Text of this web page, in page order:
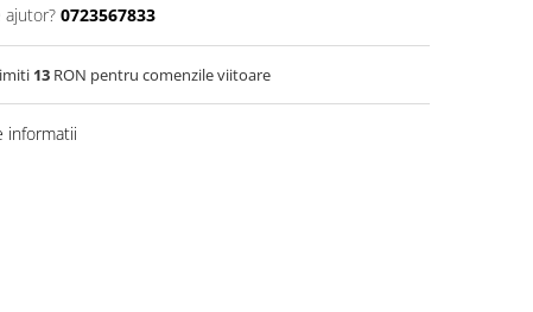
ajutor? 0723567833
13 RON pentru comenzile viitoare
informatii